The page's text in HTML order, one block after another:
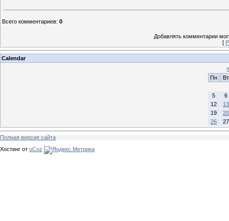
Всего комментариев: 0
Добавлять комментарии
[
Calendar
«
Пн
Вт
5
6
12
13
19
20
26
27
Полная версия сайта
Хостинг от uCoz